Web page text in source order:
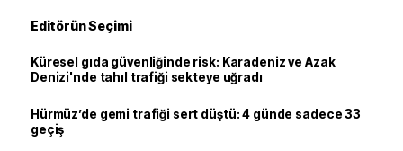
Editörün Seçimi
Küresel gıda güvenliğinde risk: Karadeniz ve Azak
Denizi'nde tahıl trafiği sekteye uğradı
Hürmüz’de gemi trafiği sert düştü: 4 günde sadece 33
geçiş